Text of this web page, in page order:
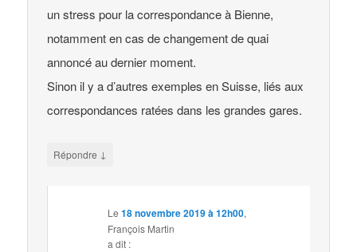
un stress pour la correspondance à Bienne,
notamment en cas de changement de quai
annoncé au dernier moment.
Sinon il y a d’autres exemples en Suisse, liés aux
correspondances ratées dans les grandes gares.
Répondre ↓
Le 18 novembre 2019 à 12h00,
François Martin
a dit :